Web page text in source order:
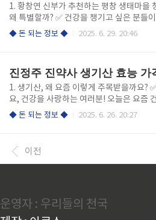
궁금한 부분만 쏙쏙 골라볼 수 있다는 점이
이었죠. 황창연 신부 강의, 어디서 볼 수 있
립보생태마을 공식 홈페이지 ✅ 황창연 신
강의와 특강, 건강특강, 시국특강 등 다양한
..
1. 황창연 신부가 추천하는 평창 생태마을
왜 특별할까? ✅ 건강을 챙기고 싶은 분들
쯤 들어봤을 ‘평창 생태마을 청국장가루’.✅
과 영양은 그대로 살렸죠.✅ 바쁜 현대인도
길 수 있도록 곱게 분말화되어, 물이나 우
에 타먹거나 각종 요리에 활용하기 딱 좋습
청국장가루의 가장 큰 매력은,👉🏻 냄새 걱정
나 부담 없이 섭취 가능👉🏻 국산콩 100%,
수 있음-이라는 점입니다.👉🏻 실제로 ..
◆ 돈 되는 정보 ◆ 2025. 6. 29. 20:46
1. 생기산, 왜 요즘 이렇게 주목받을까요?
요, 건강을 사랑하는 여러분! 오늘은 요즘
티와 유튜브, 블로그에서 뜨겁게 회자되는
한 한방 생약 과립제입니다.동의보감에 등
산(生肌散)’과는 완전히 다르며, 오직 진정
화기 건강을 동시에 챙길 수 있도록 설계되
특히 만성 소화불량, 위염, 장염, 역류성 식
◆ 돈 되는 정보 ◆ 2025. 6. 26. 20:27
이전
운영자 : 우리들의 천국